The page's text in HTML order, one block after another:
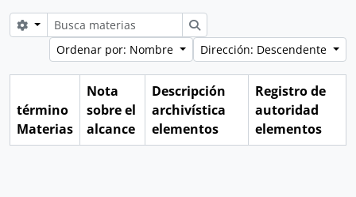
Search options
Búsqueda
Ordenar por: Nombre
Dirección: Descendente
término
Materias
Nota
sobre el
alcance
Descripción
archivística
elementos
Registro de
autoridad
elementos